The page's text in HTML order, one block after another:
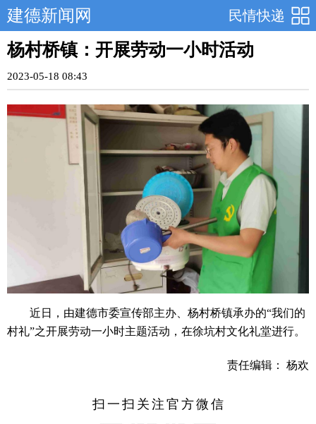
民情快递
建德新闻网
杨村桥镇：开展劳动一小时活动
2023-05-18 08:43
近日，由建德市委宣传部主办、杨村桥镇承办的“我们的
村礼”之开展劳动一小时主题活动，在徐坑村文化礼堂进行。
责任编辑： 杨欢
扫一扫关注官方微信